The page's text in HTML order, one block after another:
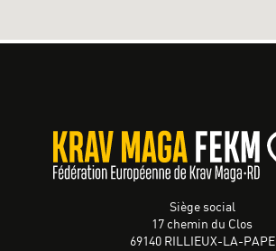
Siège social
17 chemin du Clos
69140 RILLIEUX-LA-PAPE